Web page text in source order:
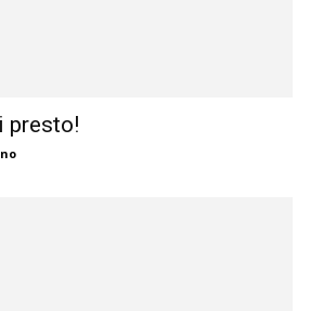
presto!